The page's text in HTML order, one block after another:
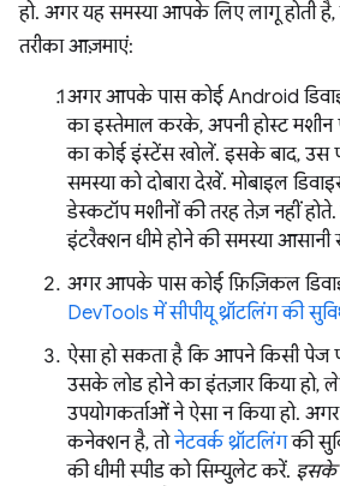
हो. अगर यह समस्या आपके लिए लागू होती
तरीका आज़माएं:
अगर आपके पास कोई Android
का इस्तेमाल करके, अपनी होस्ट
का कोई इंस्टेंस खोलें. इसके बाद, उस
समस्या को दोबारा देखें. मोबाइल
डेस्कटॉप मशीनों की तरह तेज़ नहीं
इंटरैक्शन धीमे होने की समस्या
अगर आपके पास कोई फ़िज़िकल
DevTools में सीपीयू थ्रॉटलिंग की
ऐसा हो सकता है कि आपने किसी पेज
उसके लोड होने का इंतज़ार किया
उपयोगकर्ताओं ने ऐसा न किया हो.
कनेक्शन है, तोनेटवर्क थ्रॉटलिंगकी
की धीमी स्पीड को सिम्युलेट करें. इसके